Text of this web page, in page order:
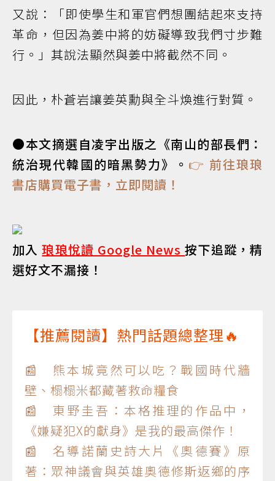
又說：「即使學生和軍官們想團結起來支持
革命，但因為姜中將的妨礙導致我們寸步難
行。」其說法顯然與姜中將截然不同。
因此，朴蒼岩讓姜英勳與全斗煥進行對質。
●本文摘選自凌宇出版之《南山的部長們：
統治現代韓國的暗黑勢力》。 👉 前往琅琅
書店購買電子書，立即閱讀！
加入琅琅悅讀 Google News按下追蹤，精
選好文不漏接！
【推薦閱讀】熱門話題總整理🔥
📰 熊本城竟然可以吃？戰國時代牆
壁、榻榻米都藏著救命糧食
📰 東野圭吾：本格推理的作品中，
《嫌疑犯X的獻身》是我的最高傑作！
📰 名導諾蘭史詩大片《奧德賽》原
著：眾神議會與英雄奧德修斯返鄉的序